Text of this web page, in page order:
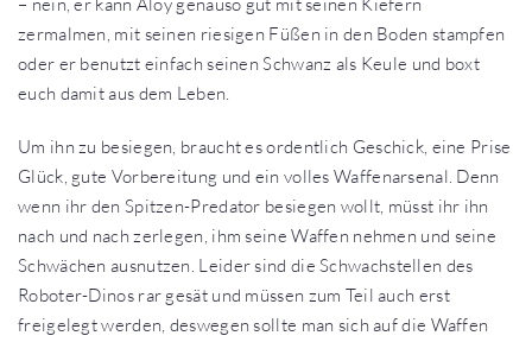
zermalmen, mit seinen riesigen Füßen in den Boden stampfen
oder er benutzt einfach seinen Schwanz als Keule und boxt
euch damit aus dem Leben.
Um ihn zu besiegen, braucht es ordentlich Geschick, eine Prise
Glück, gute Vorbereitung und ein volles Waffenarsenal. Denn
wenn ihr den Spitzen-Predator besiegen wollt, müsst ihr ihn
nach und nach zerlegen, ihm seine Waffen nehmen und seine
Schwächen ausnutzen. Leider sind die Schwachstellen des
Roboter-Dinos rar gesät und müssen zum Teil auch erst
freigelegt werden, deswegen sollte man sich auf die Waffen